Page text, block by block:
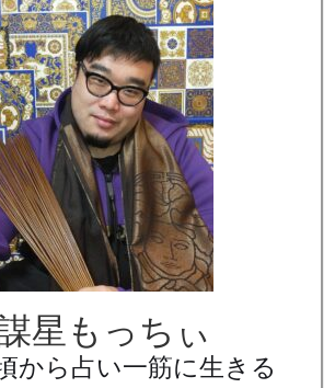
星もっちぃ
から占い一筋に生きる